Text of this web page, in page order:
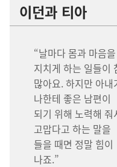
이던과 티아
“날마다 몸과 마음을
지치게 하는 일들이
많아요. 하지만 아내
나한테 좋은 남편이
되기 위해 노력해 줘
고맙다고 하는 말을
들을 때면 정말 힘이
나죠.”